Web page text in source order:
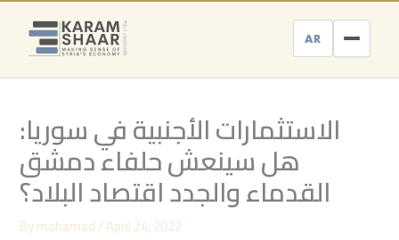
Skip
content
AR
الاستثمارات الأجنبية في سوريا:
هل سينعش حلفاء دمشق
القدماء والجدد اقتصاد البلاد؟
Bymohamad/April 24, 2022